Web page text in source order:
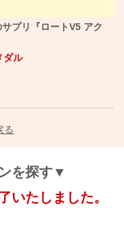
プリ『ロートV5 アク
ダル
る
を探す▼
いたしました。